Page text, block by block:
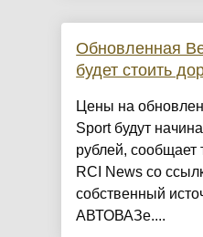
Обновленная
будет стоить
Цены на
Sport будут
рублей, сообщает
RCI News со
собственный
АВТОВАЗе....